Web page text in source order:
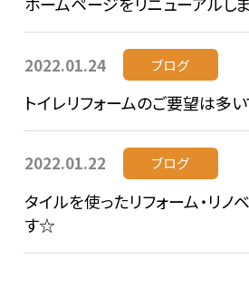
2022.01.24 ブログ
トイレリフォームのご要望は多い
2022.01.22 ブログ
タイルを使ったリフォーム・リノ
す☆